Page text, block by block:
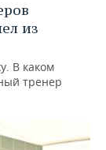
из
В каком
тренер